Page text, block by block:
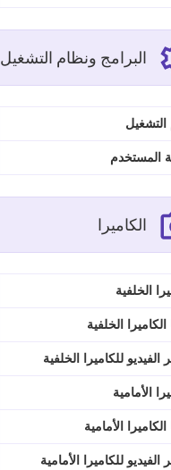
البرامج ونظام التشغيل
المستخدم
الكاميرا
الخلفية
الكاميرا الخلفية
الفيديو للكاميرا الخلفية
الأمامية
الكاميرا الأمامية
الفيديو للكاميرا الأمامية